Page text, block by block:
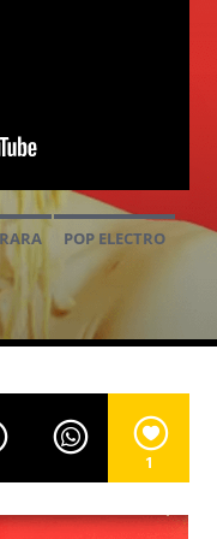
POP ELECTRO
BEACH 2022
WALDECK
1